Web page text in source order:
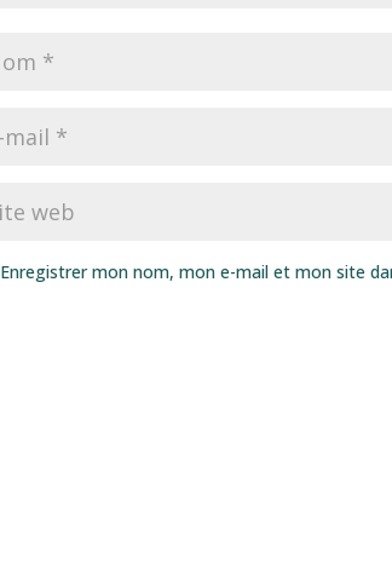
Enregistrer mon nom, mon e-mail et mon site